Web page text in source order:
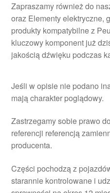
Zapraszamy również do
oraz Elementy elektryczne,
produkty kompatybilne z
kluczowy komponent już
jakością dźwięku podczas
Jeśli w opisie nie podano
mają charakter poglądowy.
Zastrzegamy sobie prawo
referencji referencją
producenta.
Części pochodzą z
starannie kontrolowane i